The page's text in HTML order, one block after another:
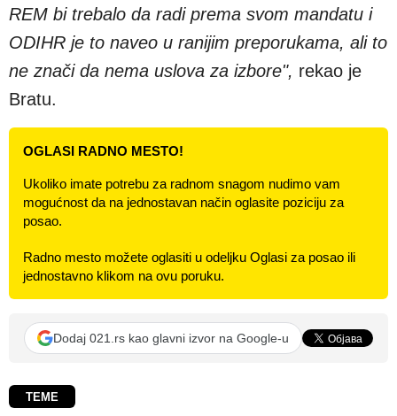
REM bi trebalo da radi prema svom mandatu i
ODIHR je to naveo u ranijim preporukama, ali to
ne znači da nema uslova za izbore", rekao je
Bratu.
OGLASI RADNO MESTO!
Ukoliko imate potrebu za radnom snagom nudimo vam
mogućnost da na jednostavan način oglasite poziciju za
posao.
Radno mesto možete oglasiti u odeljku Oglasi za posao ili
jednostavno klikom na ovu poruku.
Dodaj 021.rs kao glavni izvor na Google-u
TEME